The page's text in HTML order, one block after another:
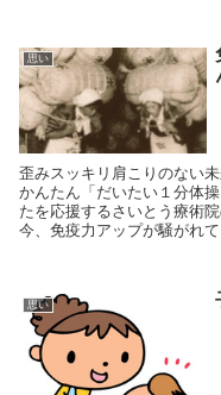
思い
歪みスッキリ肩こりのない
かんたん「だいたい１分体
たを応援するさいとう療術
今、免疫力アップが騒がれ
思い